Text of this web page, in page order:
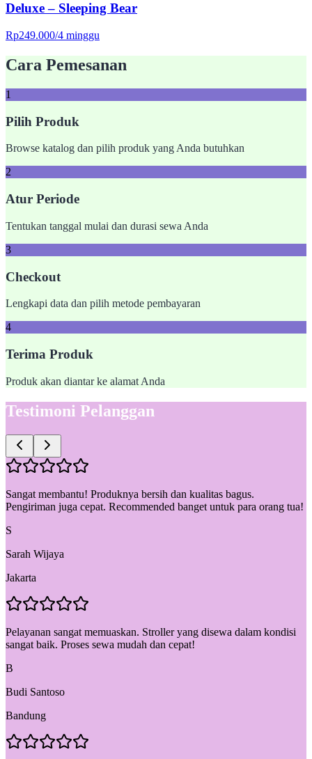
Deluxe – Sleeping Bear
Rp249.000/4 minggu
Cara Pemesanan
1
Pilih Produk
Browse katalog dan pilih produk yang Anda butuhkan
2
Atur Periode
Tentukan tanggal mulai dan durasi sewa Anda
3
Checkout
Lengkapi data dan pilih metode pembayaran
4
Terima Produk
Produk akan diantar ke alamat Anda
Testimoni Pelanggan
Sangat membantu! Produknya bersih dan kualitas bagus.
Pengiriman juga cepat. Recommended banget untuk para orang tua!
S
Sarah Wijaya
Jakarta
Pelayanan sangat memuaskan. Stroller yang disewa dalam kondisi
sangat baik. Proses sewa mudah dan cepat!
B
Budi Santoso
Bandung